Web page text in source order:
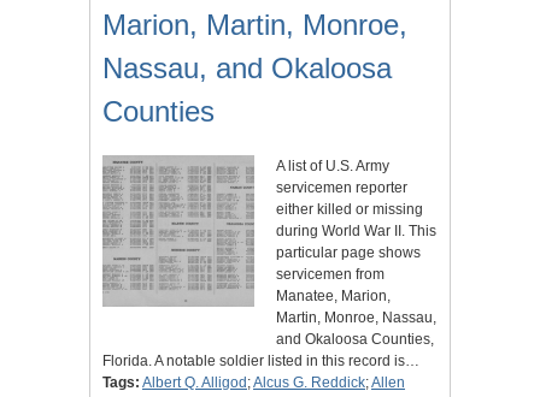
Marion, Martin, Monroe,
Nassau, and Okaloosa
Counties
A list of U.S. Army
servicemen reporter
either killed or missing
during World War II. This
particular page shows
servicemen from
Manatee, Marion,
Martin, Monroe, Nassau,
and Okaloosa Counties,
Florida. A notable soldier listed in this record is…
Tags: Albert Q. Alligod ;Alcus G. Reddick;Allen